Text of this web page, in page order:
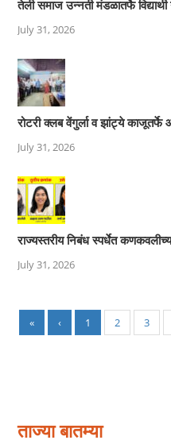
तेली समाज उन्नती मंडळातर्फे
July 31, 2026
रोटरी क्लब वेंगुर्ला व झांट्ये काजूतर्फे
July 31, 2026
राज्यस्तरीय निबंध स्पर्धेत
July 31, 2026
« ‹ 1 2 3
ताज्या बातम्या